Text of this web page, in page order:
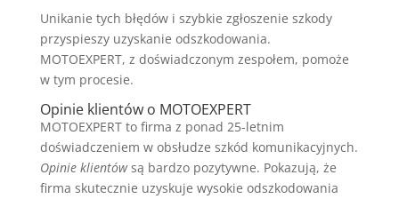
Unikanie tych błędów i szybkie zgłoszenie szkody
przyspieszy uzyskanie odszkodowania.
MOTOEXPERT, z doświadczonym zespołem, pomoże
w tym procesie.
Opinie klientów o MOTOEXPERT
MOTOEXPERT to firma z ponad 25-letnim
doświadczeniem w obsłudze szkód komunikacyjnych.
Opinie klientówsą bardzo pozytywne. Pokazują, że
firma skutecznie uzyskuje wysokie odszkodowania